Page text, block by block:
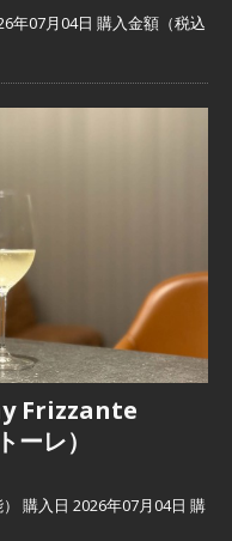
年07月04日 購入金額（税込
Frizzante
レ）
購入日 2026年07月04日 購